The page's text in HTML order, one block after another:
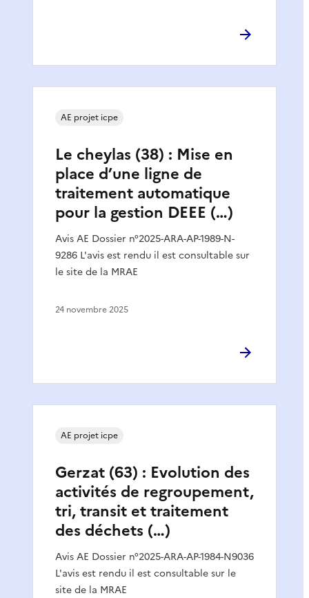
Le cheylas (38) : Mise en
place d’une ligne de
traitement automatique
pour la gestion DEEE (…)
Avis AE Dossier n°2025-ARA-AP-1989-N-
9286 L'avis est rendu il est consultable sur
le site de la MRAE
AE projet icpe
24 novembre 2025
Gerzat (63) : Evolution des
activités de regroupement,
tri, transit et traitement
des déchets (…)
Avis AE Dossier n°2025-ARA-AP-1984-N9036
L'avis est rendu il est consultable sur le
site de la MRAE
AE projet icpe